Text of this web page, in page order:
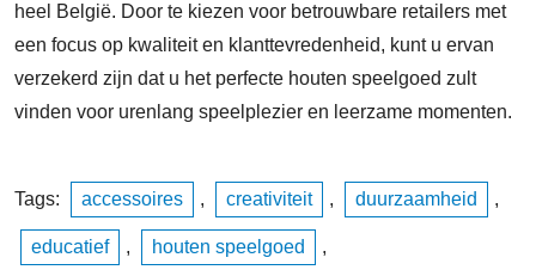
heel België. Door te kiezen voor betrouwbare retailers met
een focus op kwaliteit en klanttevredenheid, kunt u ervan
verzekerd zijn dat u het perfecte houten speelgoed zult
vinden voor urenlang speelplezier en leerzame momenten.
Tags: accessoires , creativiteit , duurzaamheid ,
educatief , houten speelgoed ,